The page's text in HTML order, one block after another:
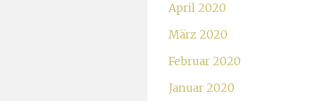
April 2020
März 2020
Februar 2020
Januar 2020